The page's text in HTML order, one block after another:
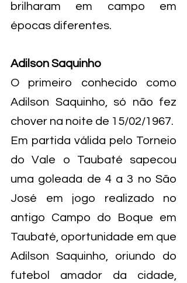
brilharam em campo em
épocas diferentes.
Adilson Saquinho
O primeiro conhecido como
Adilson Saquinho, só não fez
chover na noite de 15/02/1967.
Em partida válida pelo Torneio
do Vale o Taubaté sapecou
uma goleada de 4 a 3 no São
José em jogo realizado no
antigo Campo do Boque em
Taubaté, oportunidade em que
Adilson Saquinho, oriundo do
futebol amador da cidade,